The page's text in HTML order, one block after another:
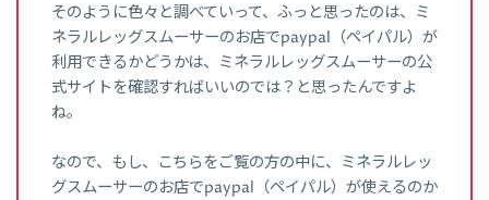
そのように色々と調べていって、ふっと思ったのは、ミ
ネラルレッグスムーサーのお店でpaypal（ペイパル）が
利用できるかどうかは、ミネラルレッグスムーサーの公
式サイトを確認すればいいのでは？と思ったんですよ
ね。
なので、もし、こちらをご覧の方の中に、ミネラルレッ
グスムーサーのお店でpaypal（ペイパル）が使えるのか